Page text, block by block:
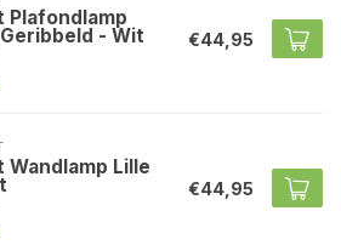
- Wit €44,95
Lille
€44,95